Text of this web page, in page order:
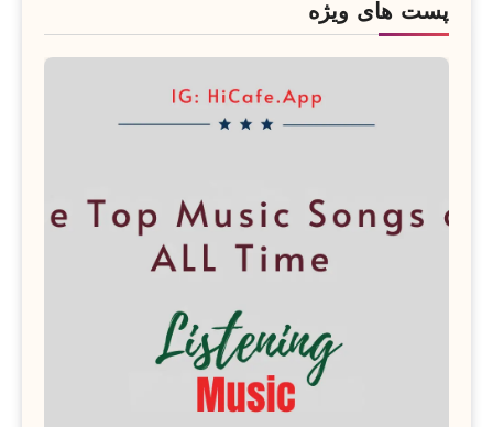
پست های ویژه